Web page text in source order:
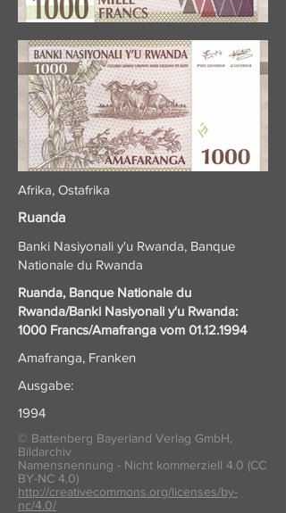
Afrika, Ostafrika
Ruanda
Banki Nasiyonali y'u Rwanda, Banque
Nationale du Rwanda
Ruanda, Banque Nationale du
Rwanda/Banki Nasiyonali y'u Rwanda:
1000 Francs/Amafranga vom 01.12.1994
Amafranga, Franken
Ausgabe:
1994
© Battenberg Bayerland Verlag GmbH,
Bildarchiv
Namensnennung - Nicht kommerziell 4.0 (CC
BY-NC 4.0)
http://creativecommons.org/licenses/by-
nc/4.0/